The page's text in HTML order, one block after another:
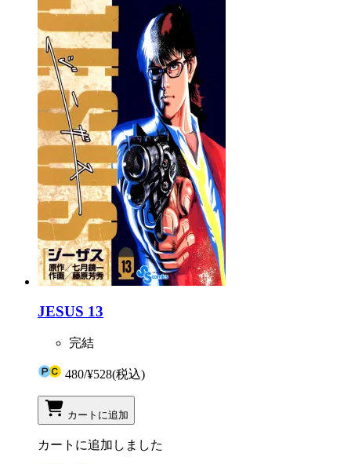
JESUS 13
完結
480/¥528(税込)
カートに追加
カートに追加しました